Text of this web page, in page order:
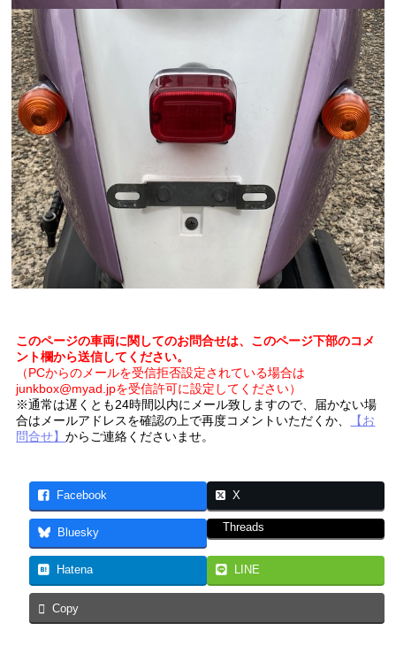
このページの車両に関してのお問合せは、このページ下部のコメ
ント欄から送信してください。
（PCからのメールを受信拒否設定されている場合は
junkbox@myad.jpを受信許可に設定してください）
※通常は遅くとも24時間以内にメール致しますので、届かない場
合はメールアドレスを確認の上で再度コメントいただくか、
【お
問合せ】からご連絡くださいませ。
Facebook X
Bluesky Threads
Hatena LINE
Copy